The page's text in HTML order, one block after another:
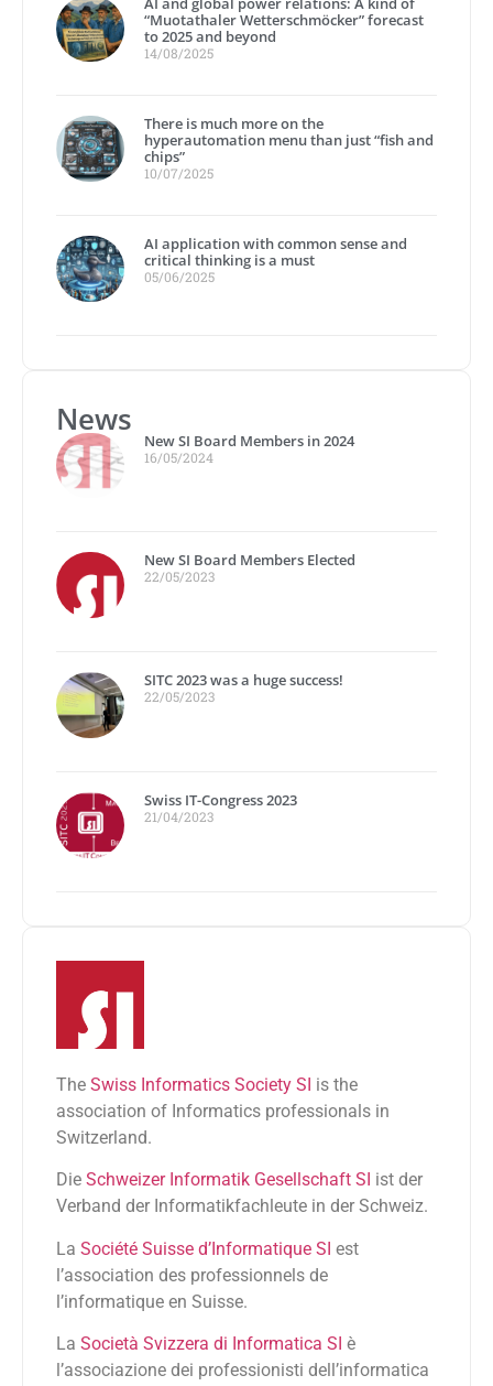
“Muotathaler Wetterschmöcker” forecast
to 2025 and beyond
14/08/2025
There is much more on the
hyperautomation menu than just “fish and
chips”
10/07/2025
AI application with common sense and
critical thinking is a must
05/06/2025
News
New SI Board Members in 2024
16/05/2024
New SI Board Members Elected
22/05/2023
SITC 2023 was a huge success!
22/05/2023
Swiss IT-Congress 2023
21/04/2023
The Swiss Informatics Society SI is the
association of Informatics professionals in
Switzerland.
Die Schweizer Informatik Gesellschaft SI ist der
Verband der Informatikfachleute in der Schweiz.
La Société Suisse d’Informatique SI est
l’association des professionnels de
l’informatique en Suisse.
La Società Svizzera di Informatica SI è
l’associazione dei professionisti dell’informatica